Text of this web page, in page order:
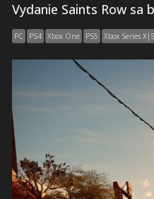
Vydanie Saints Row
PC PS4 Xbox One PS5 Xbox Series X|S